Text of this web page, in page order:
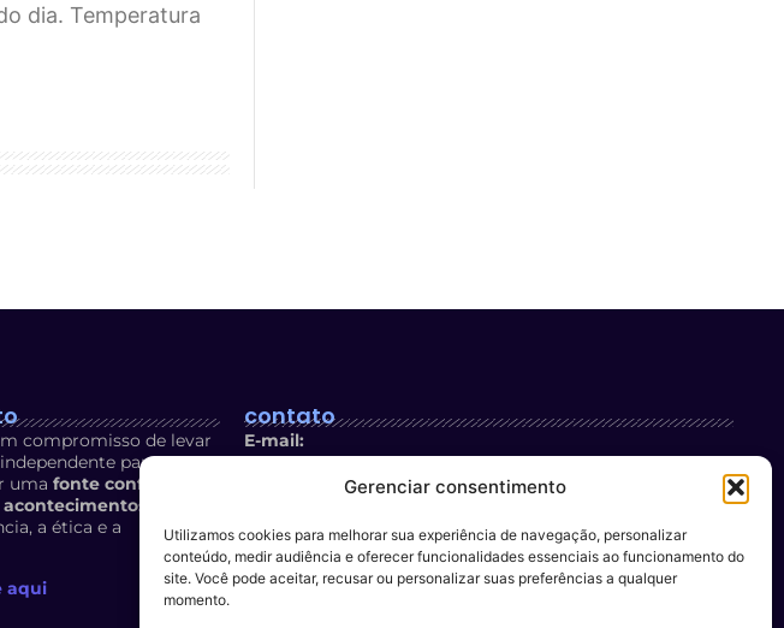
Gerenciar consentimento
Utilizamos cookies para melhorar sua experiência de navegação, personalizar
conteúdo, medir audiência e oferecer funcionalidades essenciais ao funcionamento do
site. Você pode aceitar, recusar ou personalizar suas preferências a qualquer
momento.
dia. Temperatura
compromisso de levar
para os
uma fonte confiável
a ética e a
aqui
contato
E-mail:
contato@newsespiritosanto.com.br
27 999204119